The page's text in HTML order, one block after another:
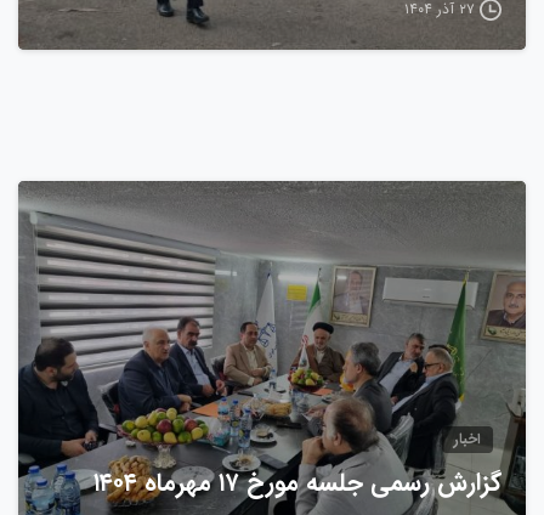
۲۷ آذر ۱۴۰۴
0
اخبار
گزارش رسمی جلسه مورخ ۱۷ مهرماه ۱۴۰۴